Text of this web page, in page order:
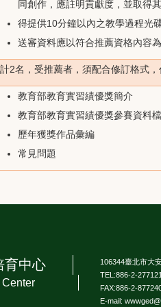
同創作，應註明貢獻度，並取得
得提供10分鐘以內之教學過程光
送審資料應以符合推薦資格內容
2名，受推薦者，須配合修訂格式
教育部教育實習績優獎簡介
教育部教育實習績優獎參賽資料
歷年獲獎作品彙編
常見問題
育中心
Center
106344臺北市大
TEL:886-2-
FAX:886-2-
E-mail: